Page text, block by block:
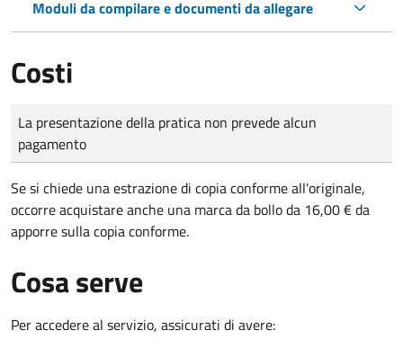
Moduli da compilare e documenti da allegare
Costi
Tipo di pagamento
Importo
La presentazione della pratica non prevede alcun
pagamento
Se si chiede una estrazione di copia conforme all'originale,
occorre acquistare anche una marca da bollo da 16,00 € da
apporre sulla copia conforme.
Cosa serve
Per accedere al servizio, assicurati di avere: